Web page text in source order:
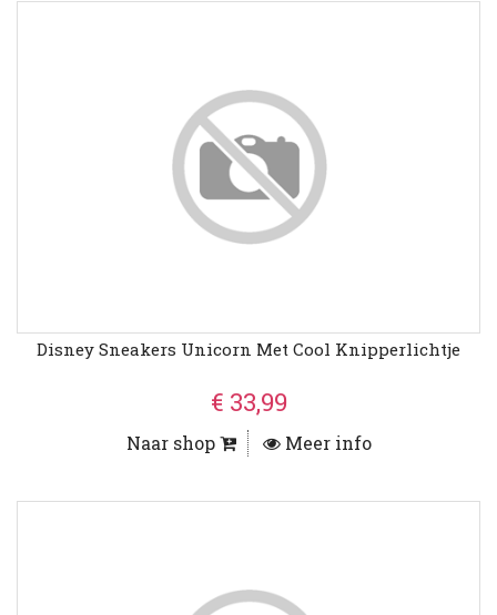
Disney Sneakers Unicorn Met Cool Knipperlichtje
€ 33,99
Naar shop Meer info